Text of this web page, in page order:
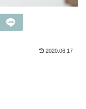
2020.06.17